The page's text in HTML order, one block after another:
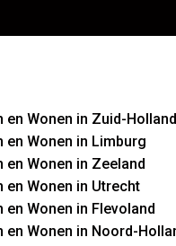
en Wonen in Zuid-Holland
en Wonen in Limburg
en Wonen in Zeeland
en Wonen in Utrecht
en Wonen in Flevoland
en Wonen in Noord-